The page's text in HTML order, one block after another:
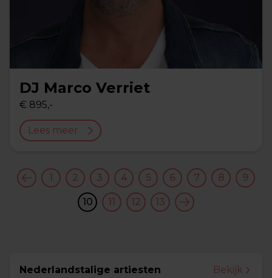
DJ Marco Verriet
€ 895,-
Lees meer
1 2 3 4 5 6 7 8 9
10 11 12 13
Nederlandstalige artiesten Bekijk